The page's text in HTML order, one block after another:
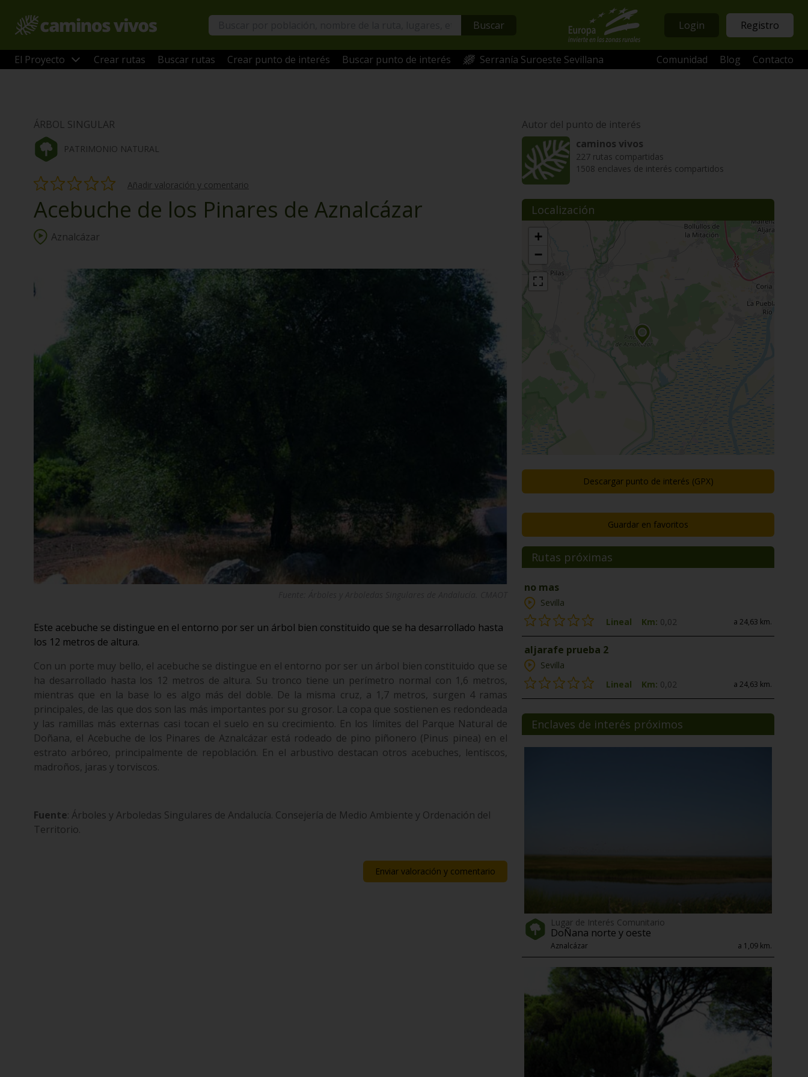
Buscar Login Registro
El Proyecto Crear rutas Buscar rutas Crear punto de interés Buscar punto de interés Serranía Suroeste Sevillana Comunidad Blog Contacto
ÁRBOL SINGULAR
PATRIMONIO NATURAL
Añadir valoración y comentario
Acebuche de los Pinares de Aznalcázar
Aznalcázar
Este acebuche se distingue en el entorno por ser un árbol bien constituido que se ha desarrollado hasta
los 12 metros de altura.
Con un porte muy bello, el acebuche se distingue en el entorno por ser un árbol bien constituido que se
ha desarrollado hasta los 12 metros de altura. Su tronco tiene un perímetro normal con 1,6 metros,
mientras que en la base lo es algo más del doble. De la misma cruz, a 1,7 metros, surgen 4 ramas
principales, de las que dos son las más importantes por su grosor. La copa que sostienen es redondeada
y las ramillas más externas casi tocan el suelo en su crecimiento. En los límites del Parque Natural de
Doñana, el Acebuche de los Pinares de Aznalcázar está rodeado de pino piñonero (Pinus pinea) en el
estrato arbóreo, principalmente de repoblación. En el arbustivo destacan otros acebuches, lentiscos,
madroños, jaras y torviscos.
Fuente: Árboles y Arboledas Singulares de Andalucía. Consejería de Medio Ambiente y Ordenación del
Territorio.
Enviar valoración y comentario
Autor del punto de interés
caminos vivos
227 rutas compartidas
1508 enclaves de interés compartidos
Localización
+
−
Descargar punto de interés (GPX)
Guardar en favoritos
Rutas próximas
no mas
Sevilla
Lineal
Km: 0,02 a 24,63 km.
aljarafe prueba 2
Sevilla
Lineal
Km: 0,02 a 24,63 km.
Enclaves de interés próximos
Lugar de Interés Comunitario
DoÑana norte y oeste
Aznalcázar a 1,09 km.